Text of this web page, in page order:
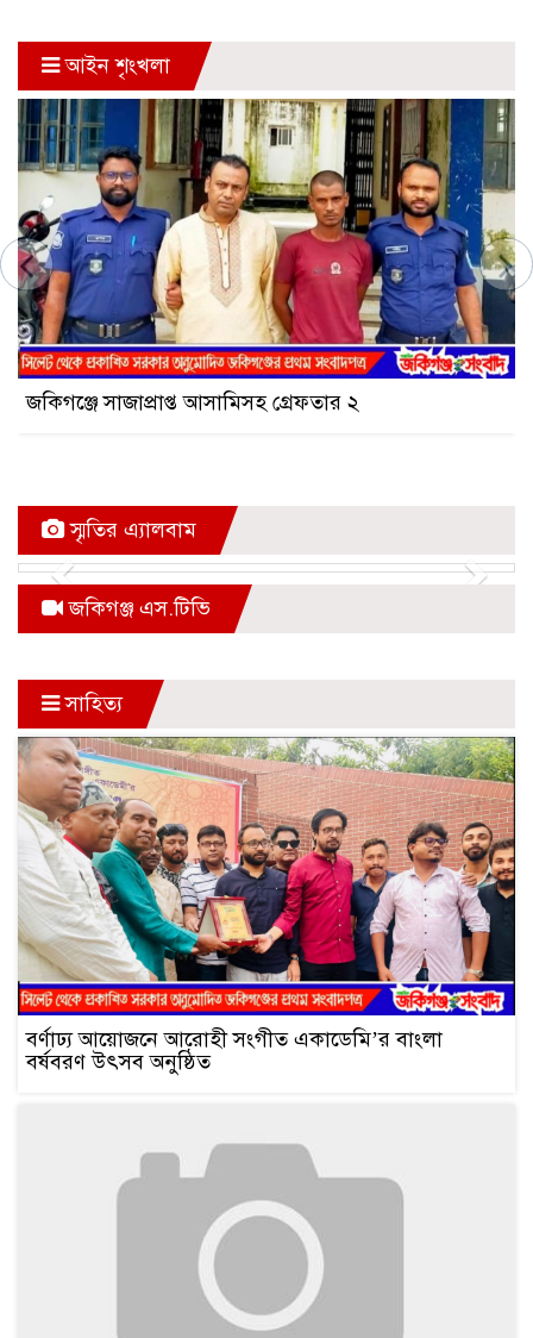
আইন শৃংখলা
জকিগঞ্জে সাজাপ্রাপ্ত আসামিসহ গ্রেফতার ২
স্মৃতির এ্যালবাম
Previous Next
জকিগঞ্জ এস.টিভি
সাহিত্য
বর্ণাঢ্য আয়োজনে আরোহী সংগীত একাডেমি’র বাংলা
বর্ষবরণ উৎসব অনুষ্ঠিত